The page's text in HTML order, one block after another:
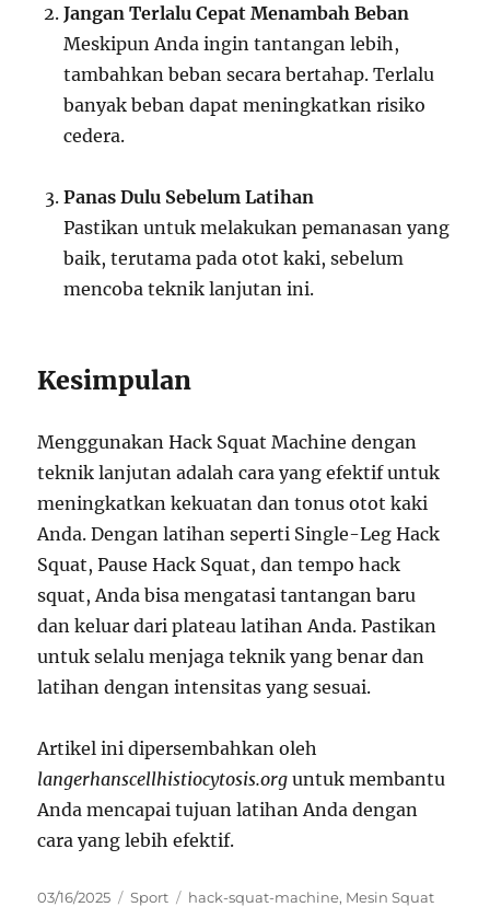
Jangan Terlalu Cepat Menambah Beban
Meskipun Anda ingin tantangan lebih,
tambahkan beban secara bertahap. Terlalu
banyak beban dapat meningkatkan risiko
cedera.
Panas Dulu Sebelum Latihan
Pastikan untuk melakukan pemanasan yang
baik, terutama pada otot kaki, sebelum
mencoba teknik lanjutan ini.
Kesimpulan
Menggunakan Hack Squat Machine dengan
teknik lanjutan adalah cara yang efektif untuk
meningkatkan kekuatan dan tonus otot kaki
Anda. Dengan latihan seperti Single-Leg Hack
Squat, Pause Hack Squat, dan tempo hack
squat, Anda bisa mengatasi tantangan baru
dan keluar dari plateau latihan Anda. Pastikan
untuk selalu menjaga teknik yang benar dan
latihan dengan intensitas yang sesuai.
Artikel ini dipersembahkan oleh
langerhanscellhistiocytosis.org untuk membantu
Anda mencapai tujuan latihan Anda dengan
cara yang lebih efektif.
Posted
03/16/2025 Categories
Sport Tags
hack-squat-machine, Mesin Squat